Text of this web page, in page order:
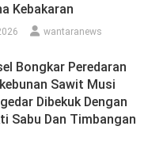
Kebakaran
wantaranews
Bongkar Peredaran
Sawit Musi
Dibekuk Dengan
Sabu Dan Timbangan